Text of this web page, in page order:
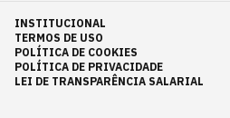
INSTITUCIONAL
TERMOS DE USO
POLÍTICA DE COOKIES
POLÍTICA DE PRIVACIDADE
LEI DE TRANSPARÊNCIA SALARIAL